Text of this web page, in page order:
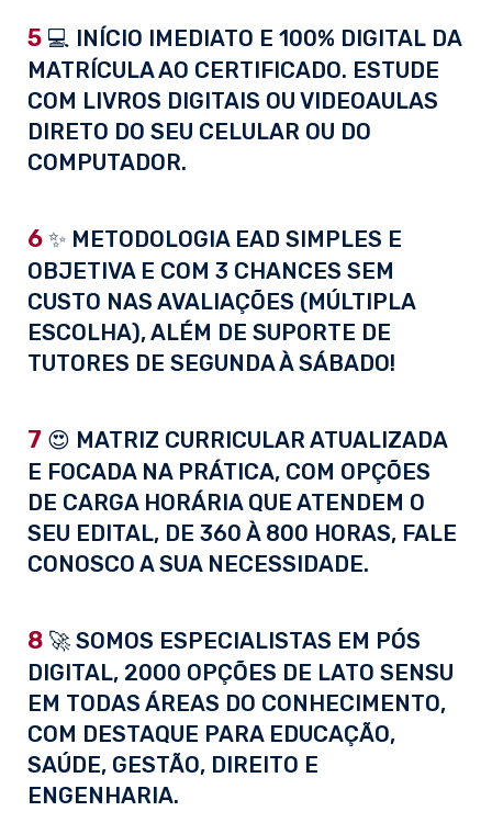
5 💻 INÍCIO IMEDIATO E 100% DIGITAL DA
MATRÍCULA AO CERTIFICADO. ESTUDE
COM LIVROS DIGITAIS OU VIDEOAULAS
DIRETO DO SEU CELULAR OU DO
COMPUTADOR.
6 ✨ METODOLOGIA EAD SIMPLES E
OBJETIVA E COM 3 CHANCES SEM
CUSTO NAS AVALIAÇÕES (MÚLTIPLA
ESCOLHA), ALÉM DE SUPORTE DE
TUTORES DE SEGUNDA À SÁBADO!
7 😍 MATRIZ CURRICULAR ATUALIZADA
E FOCADA NA PRÁTICA, COM OPÇÕES
DE CARGA HORÁRIA QUE ATENDEM O
SEU EDITAL, DE 360 À 800 HORAS, FALE
CONOSCO A SUA NECESSIDADE.
8 🚀 SOMOS ESPECIALISTAS EM PÓS
DIGITAL, 2000 OPÇÕES DE LATO SENSU
EM TODAS ÁREAS DO CONHECIMENTO,
COM DESTAQUE PARA EDUCAÇÃO,
SAÚDE, GESTÃO, DIREITO E
ENGENHARIA.